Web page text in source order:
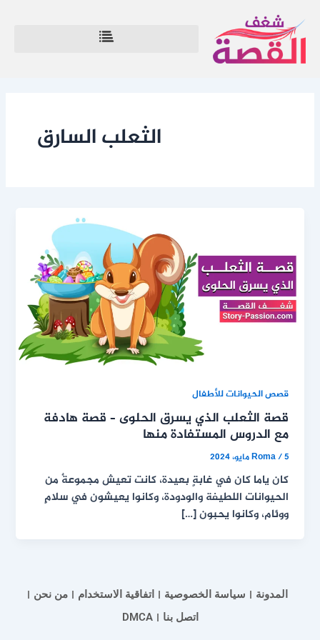
إلى
المحتوى
الثعلب السارق
قصص الحيوانات للأطفال
قصة الثعلب الذي يسرق الحلوى – قصة هادفة
مع الدروس المستفادة منها
Roma/5 مايو، 2024
كان ياما كان في غابةٍ بعيدة، كانت تعيش مجموعةٌ من
الحيوانات اللطيفة والودودة، وكانوا يعيشون في سلامٍ
ووئام، وكانوا يحبون […]
المدونة سياسة الخصوصية اتفاقية الاستخدام
من نحن
اتصل بنا
DMCA